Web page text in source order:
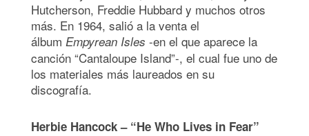
Hutcherson, Freddie Hubbard y muchos otros
más. En 1964, salió a la venta el
álbum Empyrean Isles -en el que aparece la
canción “Cantaloupe Island”-, el cual fue uno de
los materiales más laureados en su
discografía.
Herbie Hancock – “He Who Lives in Fear”